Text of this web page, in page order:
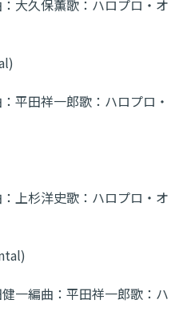
大久保薫歌： ハロプロ・オ
平田祥一郎歌： ハロプロ・
上杉洋史歌： ハロプロ・オ
一編曲： 平田祥一郎歌： ハ